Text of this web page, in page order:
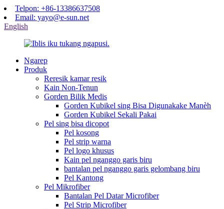
Telpon: +86-13386637508
Email: yayo@e-sun.net
English
Ngarep
Produk
Reresik kamar resik
Kain Non-Tenun
Gorden Bilik Medis
Gorden Kubikel sing Bisa Digunakake Manèh
Gorden Kubikel Sekali Pakai
Pel sing bisa dicopot
Pel kosong
Pel strip warna
Pel logo khusus
Kain pel nganggo garis biru
bantalan pel nganggo garis gelombang biru
Pel Kantong
Pel Mikrofiber
Bantalan Pel Datar Microfiber
Pel Strip Microfiber